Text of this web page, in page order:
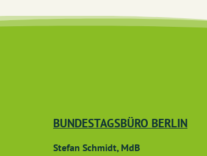
BUNDESTAGSBÜRO BERLIN
Stefan Schmidt, MdB